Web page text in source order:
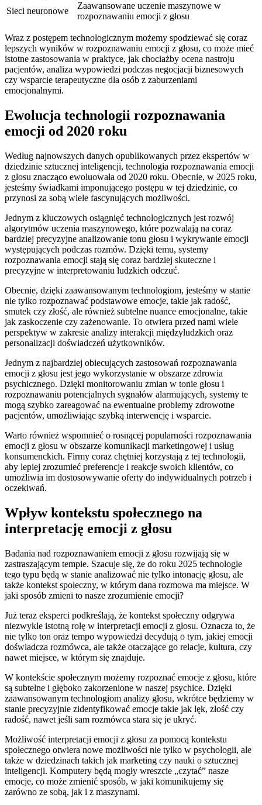
Sieci neuronowe
Zaawansowane uczenie⁣ maszynowe ‍w
rozpoznawaniu emocji z głosu
Wraz z⁤ postępem ‍technologicznym możemy spodziewać się coraz
lepszych wyników w rozpoznawaniu⁢ emocji z głosu, ​co może ‍mieć
istotne⁢ zastosowania w praktyce, jak chociażby ⁢ocena nastroju
pacjentów, analiza wypowiedzi ‌podczas⁣ negocjacji biznesowych
⁣czy wsparcie terapeutyczne ⁢dla ⁣osób z zaburzeniami
emocjonalnymi.
Ewolucja⁣ technologii rozpoznawania⁤
emocji od ⁣2020 roku
Według najnowszych danych opublikowanych przez ekspertów w
dziedzinie⁤ sztucznej inteligencji, technologia rozpoznawania emocji
z ‍głosu znacząco ewoluowała od 2020 roku. Obecnie, w 2025 roku,
jesteśmy świadkami⁢ imponującego postępu w tej dziedzinie, co
przynosi za sobą wiele⁤ fascynujących możliwości.
Jednym z kluczowych osiągnięć technologicznych jest ⁢rozwój
algorytmów uczenia maszynowego, które pozwalają na coraz
bardziej precyzyjne analizowanie tonu głosu i wykrywanie emocji
występujących podczas rozmów. Dzięki temu, systemy
rozpoznawania emocji stają ⁣się coraz‍ bardziej skuteczne i
precyzyjne w ⁤interpretowaniu ludzkich odczuć.
Obecnie, dzięki zaawansowanym technologiom, jesteśmy w stanie
nie tylko rozpoznawać‍ podstawowe emocje, takie ⁣jak radość,
⁢smutek⁣ czy złość, ‍ale⁤ również subtelne ⁣nuance emocjonalne, takie ​
jak zaskoczenie czy‌ zażenowanie. To otwiera przed nami wiele
perspektyw w⁣ zakresie⁣ analizy interakcji międzyludzkich oraz
personalizacji doświadczeń użytkowników.
Jednym z najbardziej obiecujących zastosowań rozpoznawania
emocji z głosu jest jego wykorzystanie w obszarze zdrowia
psychicznego. Dzięki monitorowaniu‍ zmian w tonie ⁢głosu i
rozpoznawaniu potencjalnych sygnałów‍ alarmujących, ⁢systemy te
mogą szybko zareagować na ewentualne problemy zdrowotne
pacjentów, umożliwiając szybką⁣ interwencję ​i wsparcie.
Warto również wspomnieć o rosnącej popularności rozpoznawania
emocji‌ z głosu w obszarze komunikacji marketingowej i usług
konsumenckich. Firmy coraz chętniej korzystają z tej⁣ technologii,
aby lepiej zrozumieć​ preferencje i reakcje⁣ swoich klientów, ⁤co
umożliwia im‌ dostosowywanie oferty do ​indywidualnych potrzeb i
oczekiwań.
Wpływ⁤ kontekstu społecznego na
interpretację emocji ⁢z głosu
Badania nad rozpoznawaniem⁢ emocji z ⁢głosu rozwijają się ‍w
zastraszającym tempie. Szacuje⁤ się, że do roku 2025 technologie
tego typu‍ będą ‌w stanie analizować nie tylko intonację głosu,‌ ale
także kontekst⁢ społeczny, w ⁤którym dana rozmowa ma⁣ miejsce. W
jaki sposób zmieni to nasze zrozumienie emocji?
Już teraz eksperci⁢ podkreślają, ⁣że kontekst społeczny odgrywa
niezwykle istotną rolę w interpretacji emocji z głosu. Oznacza to, że
nie tylko ton oraz tempo‌ wypowiedzi decydują ‍o tym, jakiej ​emocji
doświadcza‍ rozmówca, ale ⁤także ‍otaczające go⁢ relacje, ‌kultura, czy
nawet miejsce, w którym się znajduje.
W kontekście ‍społecznym możemy rozpoznać emocje z głosu,⁣ które
są subtelne ⁢i głęboko‌ zakorzenione w naszej ⁤psychice. ​Dzięki⁢
zaawansowanym technologiom analizy ‍głosu, wkrótce będziemy w
stanie precyzyjnie ⁢zidentyfikować emocje takie jak lęk, złość ​czy
radość, nawet jeśli sam rozmówca stara się je ukryć.
Możliwość ​interpretacji emocji z głosu za pomocą kontekstu
społecznego otwiera nowe możliwości nie ⁣tylko⁣ w​ psychologii, ale
także w dziedzinach takich jak marketing czy ⁣nauki⁢ o sztucznej
inteligencji. Komputery będą mogły wreszcie „czytać” nasze
emocje, co może zmienić sposób,​ w jaki komunikujemy ‍się
zarówno ze sobą, ⁣jak i ​z ⁣maszynami.